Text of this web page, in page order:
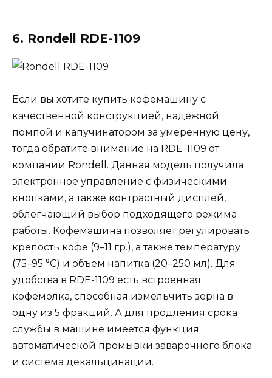
6. Rondell RDE-1109
Если вы хотите купить кофемашину с
качественной конструкцией, надежной
помпой и капучинатором за умеренную цену,
тогда обратите внимание на RDE-1109 от
компании Rondell. Данная модель получила
электронное управление с физическими
кнопками, а также контрастный дисплей,
облегчающий выбор подходящего режима
работы. Кофемашина позволяет регулировать
крепость кофе (9–11 гр.), а также температуру
(75–95 °C) и объем напитка (20–250 мл). Для
удобства в RDE-1109 есть встроенная
кофемолка, способная измельчить зерна в
одну из 5 фракций. А для продления срока
службы в машине имеется функция
автоматической промывки заварочного блока
и система декальцинации.